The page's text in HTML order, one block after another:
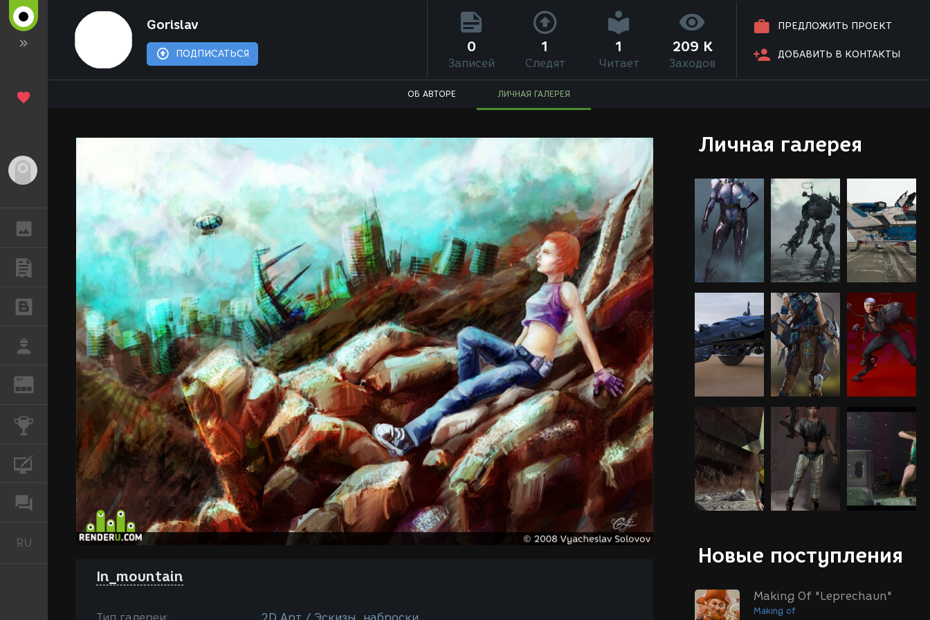
ГАЛЕРЕЯ
ПУБЛИКАЦИИ
БЛОГИ
РАБОТА
REN ЖУРНАЛ
КОНКУРСЫ
КУРСЫ
ФОРУМ
RU Русский
Gorislav
ПОДПИСАТЬСЯ
ПРЕДЛОЖИТЬ ПРОЕКТ
ДОБАВИТЬ В КОНТАКТЫ
0
Записей
1
Следят
1
Читает
209 K
Заходов
ОБ АВТОРЕ ЛИЧНАЯ ГАЛЕРЕЯ
Личная галерея
Новые поступления
Making Of "Leprechaun"
Making of
In_mountain